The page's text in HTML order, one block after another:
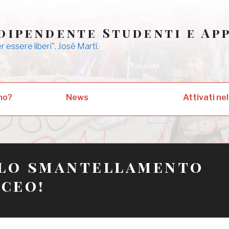
Studenti e
essere liberi". José Martì.
News Attivati nel
smantellamento